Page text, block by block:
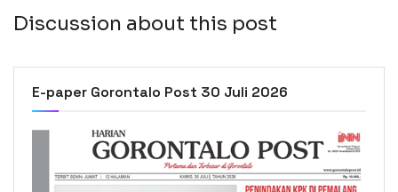
Discussion about this post
E-paper Gorontalo Post 30 Juli 2026